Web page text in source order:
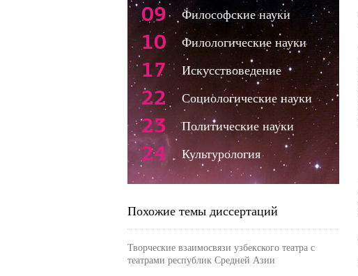
09 Философские науки
10 Филологические науки
17 Искусствоведение
22 Социологические науки
23 Политические науки
24 Культурология
Похожие темы диссертаций
Творческие взаимосвязи узбекского театра с
театрами республик Средней Азии